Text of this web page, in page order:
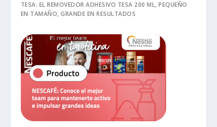
TESA: EL REMOVEDOR ADHESIVO TESA 200 ML, PEQUEÑO
EN TAMAÑO, GRANDE EN RESULTADOS